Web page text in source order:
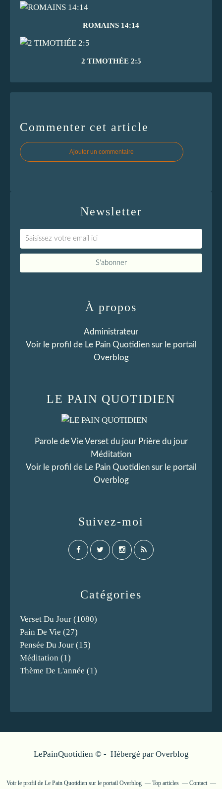
ROMAINS 14:14
2 TIMOTHÉE 2:5
Commenter cet article
Ajouter un commentaire
Newsletter
Catégories
Verset Du Jour (1080)
Pain De Vie (27)
Pensée Du Jour (15)
Méditation (1)
Thème De L'année (1)
LE PAIN QUOTIDIEN
Parole de Vie Verset du jour Prière du jour
Méditation
Voir le profil de Le Pain Quotidiensur le portail
Overblog
Suivez-moi
À propos
Administrateur
Voir le profil de Le Pain Quotidiensur le portail
Overblog
LePainQuotidien © - Hébergé par Overblog
Voir le profil de Le Pain Quotidiensur le portail Overblog Top articles Contact